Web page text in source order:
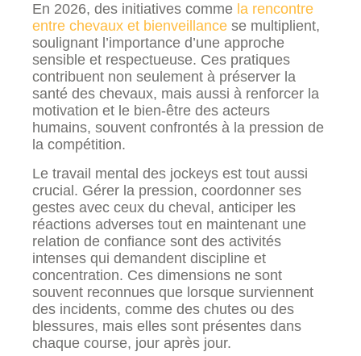
En 2026, des initiatives comme la rencontre
entre chevaux et bienveillance se multiplient,
soulignant l’importance d’une approche
sensible et respectueuse. Ces pratiques
contribuent non seulement à préserver la
santé des chevaux, mais aussi à renforcer la
motivation et le bien-être des acteurs
humains, souvent confrontés à la pression de
la compétition.
Le travail mental des jockeys est tout aussi
crucial. Gérer la pression, coordonner ses
gestes avec ceux du cheval, anticiper les
réactions adverses tout en maintenant une
relation de confiance sont des activités
intenses qui demandent discipline et
concentration. Ces dimensions ne sont
souvent reconnues que lorsque surviennent
des incidents, comme des chutes ou des
blessures, mais elles sont présentes dans
chaque course, jour après jour.